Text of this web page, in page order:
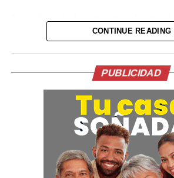
informó durante su conferencia diaria
condición de su Gobierno para
restablecimiento de las relaciones
La relación entre ambos países
tras la caída y detención de Castillo
disolver el Congreso a finales de
México concedió asilo a la esposa y
exmandatario.
CONTINUE READING
PUBLICIDAD